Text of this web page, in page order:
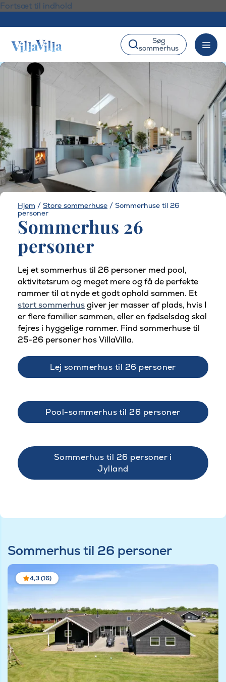
Fortsæt til indhold
Søg
sommerhus
Hjem / Store sommerhuse / Sommerhuse til 26
personer
Sommerhus 26
personer
Lej et sommerhus til 26 personer med pool,
aktivitetsrum og meget mere og få de perfekte
rammer til at nyde et godt ophold sammen. Et
stort sommerhusgiver jer masser af plads, hvis I
er flere familier sammen, eller en fødselsdag skal
fejres i hyggelige rammer. Find sommerhuse til
25-26 personer hos VillaVilla.
Lej sommerhus til 26 personer
Pool-sommerhus til 26 personer
Sommerhus til 26 personer i
Jylland
Sommerhus til 26 personer
4,3 (16)